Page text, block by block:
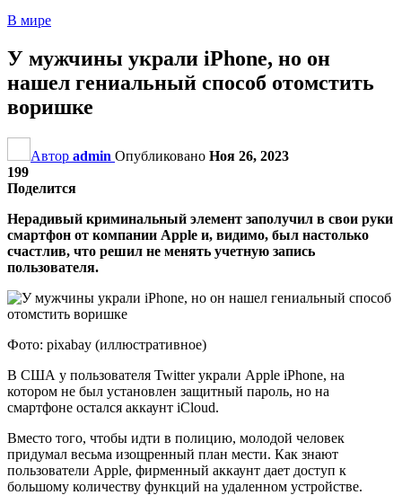
В мире
У мужчины украли iPhone, но он
нашел гениальный способ отомстить
воришке
Автор admin Опубликовано Ноя 26, 2023
199
Поделится
Нерадивый криминальный элемент заполучил в свои руки
смартфон от компании Apple и, видимо, был настолько
счастлив, что решил не менять учетную запись
пользователя.
Фото: pixabay (иллюстративное)
В США у пользователя Twitter украли Apple iPhone, на
котором не был установлен защитный пароль, но на
смартфоне остался аккаунт iCloud.
Вместо того, чтобы идти в полицию, молодой человек
придумал весьма изощренный план мести. Как знают
пользователи Apple, фирменный аккаунт дает доступ к
большому количеству функций на удаленном устройстве.